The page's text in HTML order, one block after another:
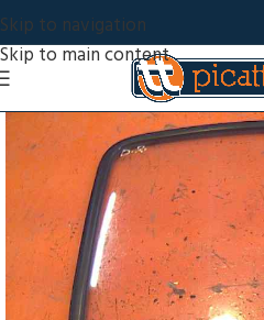
Skip to navigation
Skip to main content